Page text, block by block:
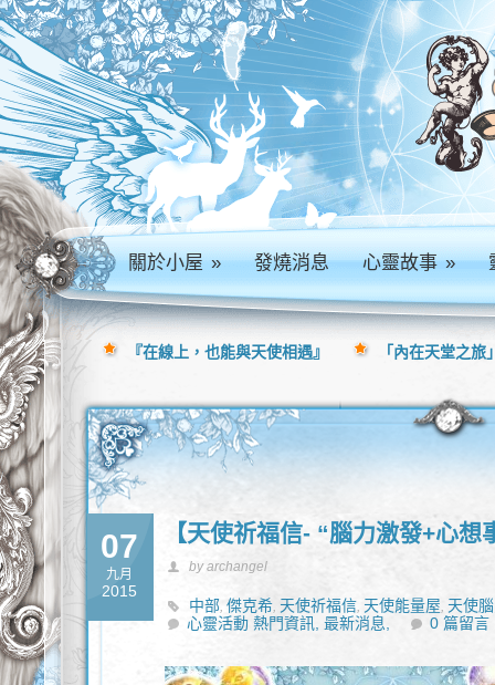
關於小屋» 發燒消息 心靈故事»
07
九月
2015
【天使祈福信- “腦力激發+心
by archangel
中部,傑克希, 天使祈福信, 天使能量屋, 天使
心靈活動 熱門資訊,最新消息, 0 篇留言
『在線上，也能與天使相遇』 「內在天堂之